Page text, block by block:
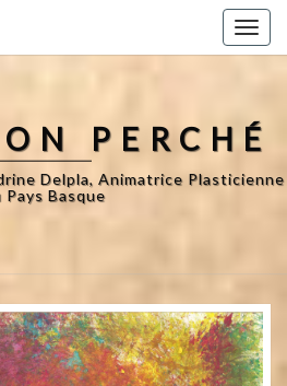
PERCHÉ
Delpla, Animatrice Plasticienne
Pays Basque